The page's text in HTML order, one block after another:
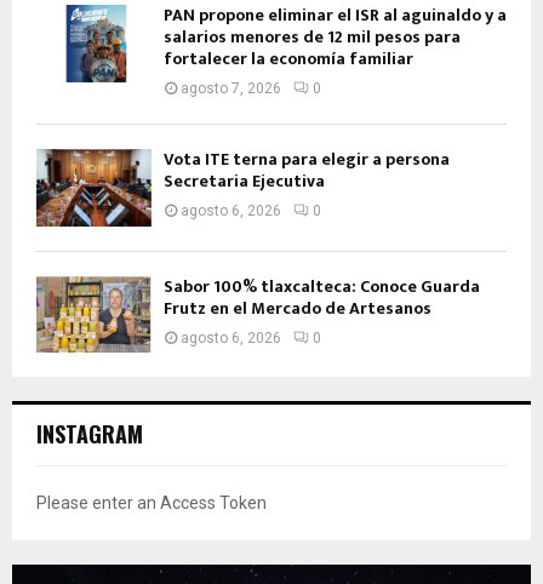
PAN propone eliminar el ISR al aguinaldo y a
salarios menores de 12 mil pesos para
fortalecer la economía familiar
agosto 7, 2026 0
Vota ITE terna para elegir a persona
Secretaria Ejecutiva
agosto 6, 2026 0
Sabor 100% tlaxcalteca: Conoce Guarda
Frutz en el Mercado de Artesanos
agosto 6, 2026 0
INSTAGRAM
Please enter an Access Token